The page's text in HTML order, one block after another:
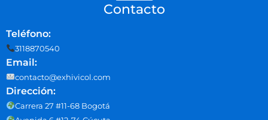
Contacto
Teléfono:
3118870540
Email:
contacto@exhivicol.com
Dirección:
Carrera 27 #11-68 Bogotá